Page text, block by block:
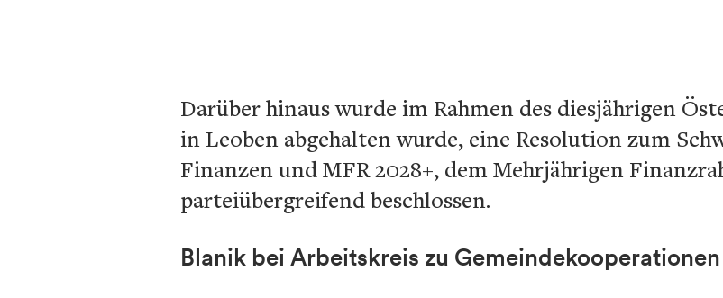
Darüber hinaus wurde im Rahmen des diesjährigen
in Leoben abgehalten wurde, eine Resolution zum
Finanzen und MFR 2028+, dem Mehrjährigen
parteiübergreifend beschlossen.
Blanik bei Arbeitskreis zu Gemeindekooperationen